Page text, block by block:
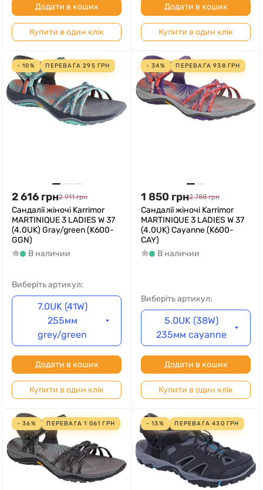
Додати в кошик
Купити в один клік
Додати в кошик
Купити в один клік
- 10% ПЕРЕВАГА295 ГРН
2 616 грн2 911 грн
Cандалії жіночі Karrimor
MARTINIQUE 3 LADIES W 37
(4.0UK) Gray/green (K600-
GGN)
В наличии
Виберіть артикул:
7.0UK (41W)
255мм
grey/green
Додати в кошик
Купити в один клік
- 34% ПЕРЕВАГА938 ГРН
1 850 грн2 788 грн
Cандалії жіночі Karrimor
MARTINIQUE 3 LADIES W 37
(4.0UK) Cayanne (K600-
CAY)
В наличии
Виберіть артикул:
5.0UK (38W)
235мм cayanne
Додати в кошик
Купити в один клік
- 36% ПЕРЕВАГА1 061 ГРН - 13% ПЕРЕВАГА430 ГРН